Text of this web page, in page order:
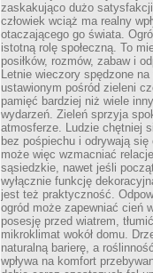
zaskakująco dużo
człowiek wciąż ma realny
otaczającego go świata.
istotną rolę społeczną. To
posiłków, rozmów, zabaw i
Letnie wieczory spędzone
ustawionym pośród zieleni
pamięć bardziej niż wiele
wydarzeń. Zieleń sprzyja
atmosferze. Ludzie chętniej
bez pośpiechu i odrywają się
może więc wzmacniać
sąsiedzkie, nawet jeśli
wyłącznie funkcję
jest też praktyczność.
ogród może zapewniać cień
posesję przed wiatrem,
mikroklimat wokół domu.
naturalną barierę, a
wpływa na komfort